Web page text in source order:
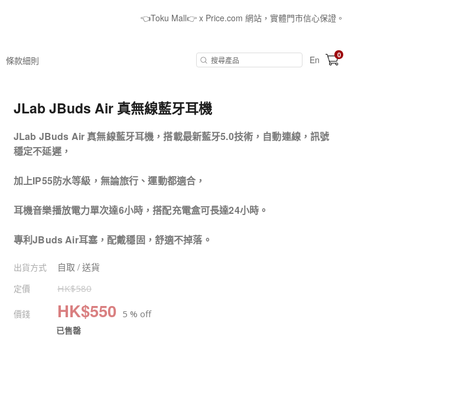
👈Toku Mall👉 x Price.com 網站，實體門市信心保證。
條款細則 En 0
JLab JBuds Air 真無線藍牙耳機
JLab JBuds Air 真無線藍牙耳機，搭載最新藍牙5.0技術，自動連線，訊號
穩定不延遲，
加上IP55防水等級，無論旅行、運動都適合，
耳機音樂播放電力單次達6小時，搭配充電盒可長達24小時。
專利JBuds Air耳塞，配戴穩固，舒適不掉落。
出貨方式 自取 / 送貨
定價 HK$580
價錢 HK$550 5 % off
已售罄